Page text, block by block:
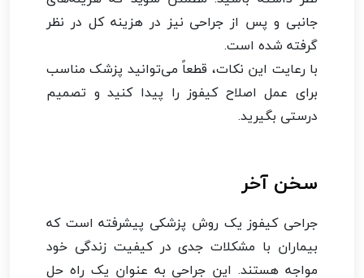
جانبی و پس از جراحی نیز در هزینه کل در نظر
گرفته شده است.
با رعایت این نکات، قطعاً می‌توانید پزشک مناسب
برای عمل اصلاح کیفوز را پیدا کنید و تصمیم
درستی بگیرید.
سخن آخر
جراحی کیفوز یک روش پزشکی پیشرفته است که
بیماران با مشکلات جدی در کیفیت زندگی خود
مواجه هستند. این جراحی به عنوان یک راه حل